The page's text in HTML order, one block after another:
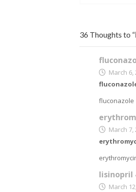
36 Thoughts to
March 6,
fluconazole
March 7,
lisinopril
March